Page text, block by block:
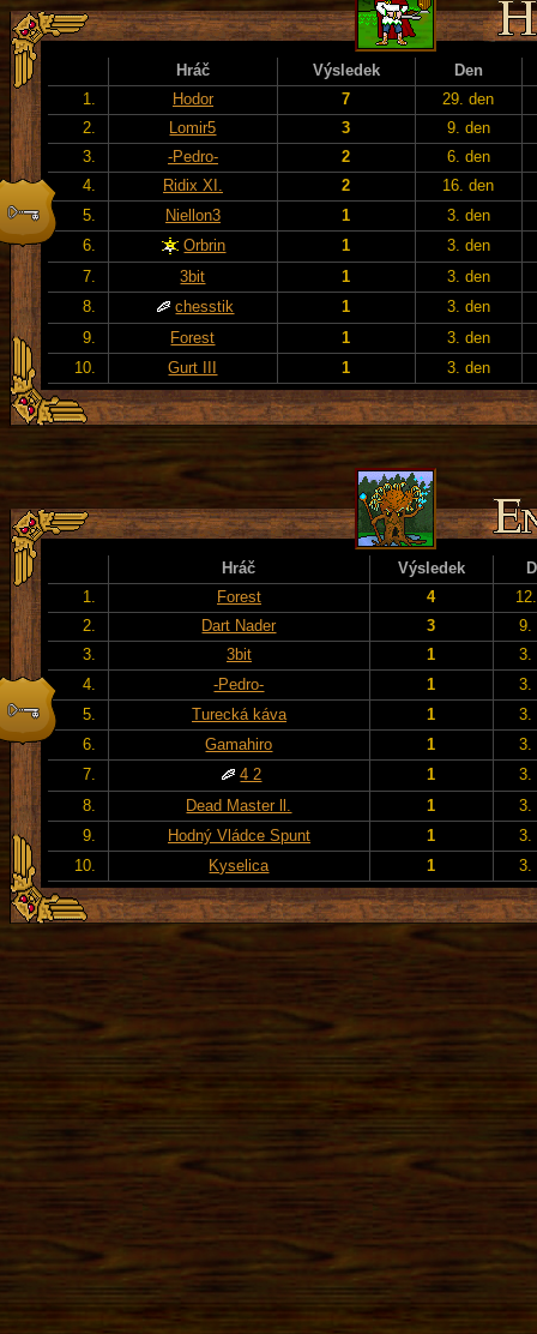
Hráč Výsledek
Den
1.
Hodor 7
29. den
2.
Lomir5 3
9. den
3.
-Pedro- 2
6. den
4.
Ridix XI. 2
16. den
5.
Niellon3 1
3. den
6.
Orbrin 1
3. den
7.
3bit 1
3. den
8.
chesstik 1
3. den
9.
Forest 1
3. den
10.
Gurt III 1 3. den
Hráč Výsledek
1.
Forest 4
2.
Dart Nader 3
9.
3.
3bit 1
3.
4.
-Pedro- 1
3.
5.
Turecká káva 1
3.
6.
Gamahiro 1
3.
7.
4 2 1
3.
8.
Dead Master ll. 1
3.
9.
Hodný Vládce Spunt 1
3.
10.
Kyselica 1 3.